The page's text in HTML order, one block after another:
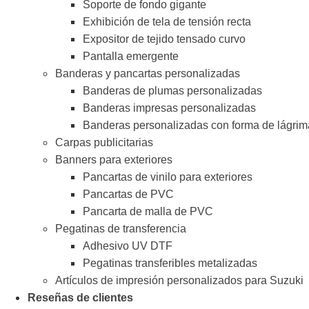
Soporte de fondo gigante
Exhibición de tela de tensión recta
Expositor de tejido tensado curvo
Pantalla emergente
Banderas y pancartas personalizadas
Banderas de plumas personalizadas
Banderas impresas personalizadas
Banderas personalizadas con forma de
Carpas publicitarias
Banners para exteriores
Pancartas de vinilo para exteriores
Pancartas de PVC
Pancarta de malla de PVC
Pegatinas de transferencia
Adhesivo UV DTF
Pegatinas transferibles metalizadas
Artículos de impresión personalizados para Suzuki
Reseñas de clientes